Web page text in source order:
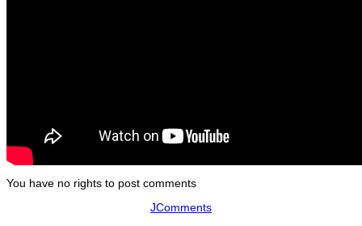
You have no rights to post comments
JComments